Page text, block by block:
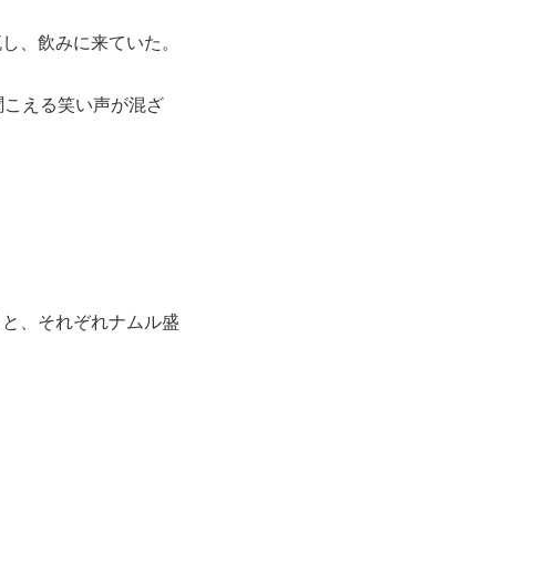
、飲みに来ていた。
える笑い声が混ざ
、それぞれナムル盛